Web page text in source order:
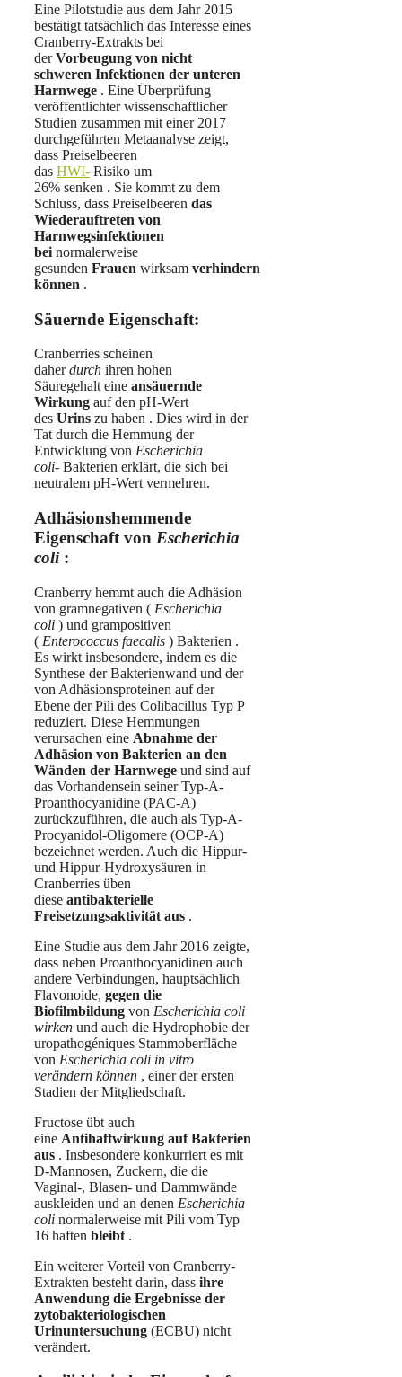
Eine Pilotstudie aus dem Jahr 2015
bestätigt tatsächlich das Interesse eines
Cranberry-Extrakts bei
derVorbeugung von nicht
schweren Infektionen der unteren
Harnwege . Eine Überprüfung
veröffentlichter wissenschaftlicher
Studien zusammen mit einer 2017
durchgeführten Metaanalyse zeigt,
dass Preiselbeeren
das HWI- Risiko um
26% senken . Sie kommt zu dem
Schluss, dass Preiselbeeren das
Wiederauftreten von
Harnwegsinfektionen
bei normalerweise
gesunden Frauen wirksam verhindern
können .
Säuernde Eigenschaft:
Cranberries scheinen
daherdurch ihren hohen
Säuregehalt eine ansäuernde
Wirkung auf den pH-Wert
des Urins zu haben . Dies wird in der
Tat durch die Hemmung der
Entwicklung von Escherichia
coli- Bakterien erklärt, die sich bei
neutralem pH-Wert vermehren.
Adhäsionshemmende
Eigenschaft von Escherichia
coli:
Cranberry hemmt auch die Adhäsion
von gramnegativen ( Escherichia
coli ) und grampositiven
( Enterococcus faecalis ) Bakterien .
Es wirkt insbesondere, indem es die
Synthese der Bakterienwand und der
von Adhäsionsproteinen auf der
Ebene der Pili des Colibacillus Typ P
reduziert. Diese Hemmungen
verursachen eine Abnahme der
Adhäsion von Bakterien an den
Wänden der Harnwege und sind auf
das Vorhandensein seiner Typ-A-
Proanthocyanidine (PAC-A)
zurückzuführen, die auch als Typ-A-
Procyanidol-Oligomere (OCP-A)
bezeichnet werden. Auch die Hippur-
und Hippur-Hydroxysäuren in
Cranberries üben
diese antibakterielle
Freisetzungsaktivität aus .
Eine Studie aus dem Jahr 2016 zeigte,
dass neben Proanthocyanidinen auch
andere Verbindungen, hauptsächlich
Flavonoide, gegen die
Biofilmbildung von Escherichia coli
wirken und auch die Hydrophobie der
uropathogéniques Stammoberfläche
von Escherichia coli in vitro
verändern können , einer der ersten
Stadien der Mitgliedschaft.
Fructose übt auch
eine Antihaftwirkung auf Bakterien
aus . Insbesondere konkurriert es mit
D-Mannosen, Zuckern, die die
Vaginal-, Blasen- und Dammwände
auskleiden und an denen Escherichia
coli normalerweise mit Pili vom Typ
16 haften bleibt .
Ein weiterer Vorteil von Cranberry-
Extrakten besteht darin, dass ihre
Anwendung die Ergebnisse der
zytobakteriologischen
Urinuntersuchung (ECBU) nicht
verändert.